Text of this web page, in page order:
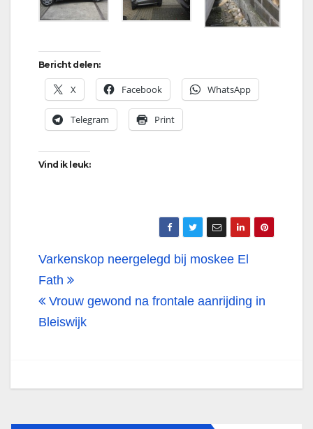
Bericht delen:
X Facebook WhatsApp
Telegram Print
Vind ik leuk:
Bericht
navigatie
Varkenskop neergelegd bij moskee El
Fath
Vrouw gewond na frontale aanrijding in
Bleiswijk